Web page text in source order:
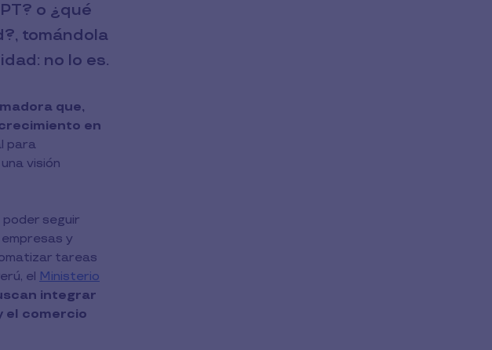
o ¿qué
tomándola
no lo es.
que,
en
para
visión
poder seguir
y
tareas
el Ministerio
integrar
el comercio